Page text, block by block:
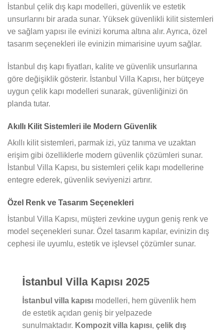
İstanbul çelik dış kapı modelleri, güvenlik ve estetik
unsurlarını bir arada sunar. Yüksek güvenlikli kilit sistemleri
ve sağlam yapısı ile evinizi koruma altına alır. Ayrıca, özel
tasarım seçenekleri ile evinizin mimarisine uyum sağlar.
İstanbul dış kapı fiyatları, kalite ve güvenlik unsurlarına
göre değişiklik gösterir. İstanbul Villa Kapısı, her bütçeye
uygun çelik kapı modelleri sunarak, güvenliğinizi ön
planda tutar.
Akıllı Kilit Sistemleri ile Modern Güvenlik
Akıllı kilit sistemleri, parmak izi, yüz tanıma ve uzaktan
erişim gibi özelliklerle modern güvenlik çözümleri sunar.
İstanbul Villa Kapısı, bu sistemleri çelik kapı modellerine
entegre ederek, güvenlik seviyenizi artırır.
Özel Renk ve Tasarım Seçenekleri
İstanbul Villa Kapısı, müşteri zevkine uygun geniş renk ve
model seçenekleri sunar. Özel tasarım kapılar, evinizin dış
cephesi ile uyumlu, estetik ve işlevsel çözümler sunar.
İstanbul Villa Kapısı 2025
İstanbul villa kapısı modelleri, hem güvenlik hem
de estetik açıdan geniş bir yelpazede
sunulmaktadır. Kompozit villa kapısı, çelik dış